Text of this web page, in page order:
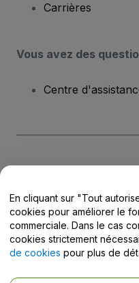
Carrières
Vous avez des
Centre
Copyright © viagogo
Politique de confidentialité, la
Politique de confidentialité
Ne pas partager mes
matière
En cliquant sur "Tout
cookies pour améliorer le
commerciale. Dans le cas
cookies strictement
de cookies pour plus de